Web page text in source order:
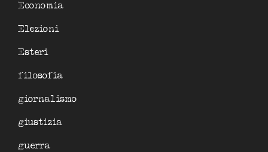
Economia
Elezioni
Esteri
filosofia
giornalismo
giustizia
guerra